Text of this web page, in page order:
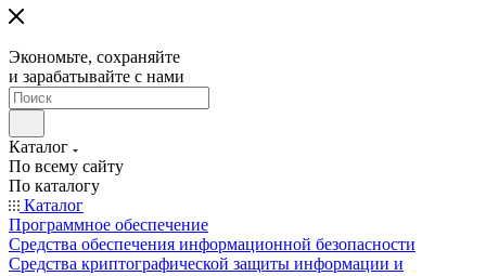
Экономьте, сохраняйте
и зарабатывайте с нами
Каталог
По всему сайту
По каталогу
Каталог
Программное обеспечение
Средства обеспечения информационной безопасности
Средства криптографической защиты информации и